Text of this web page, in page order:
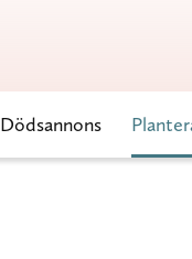
Dödsannons